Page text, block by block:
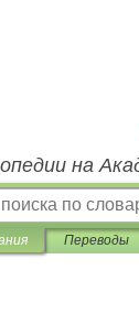
на
Переводы